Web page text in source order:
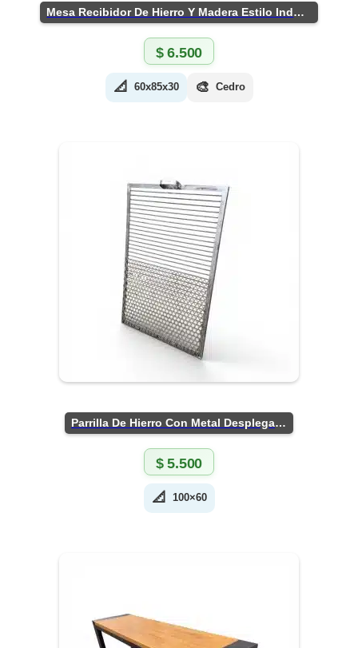
Mesa Recibidor De Hierro Y Madera Estilo Industrial
$6.500
📐 60x85x30 🎨 Cedro
Parrilla De Hierro Con Metal Desplegado
$5.500
📐 100×60